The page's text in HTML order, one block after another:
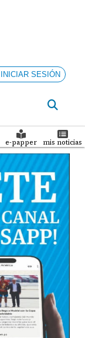
INICIAR SESIÓN
e-papper mis noticias